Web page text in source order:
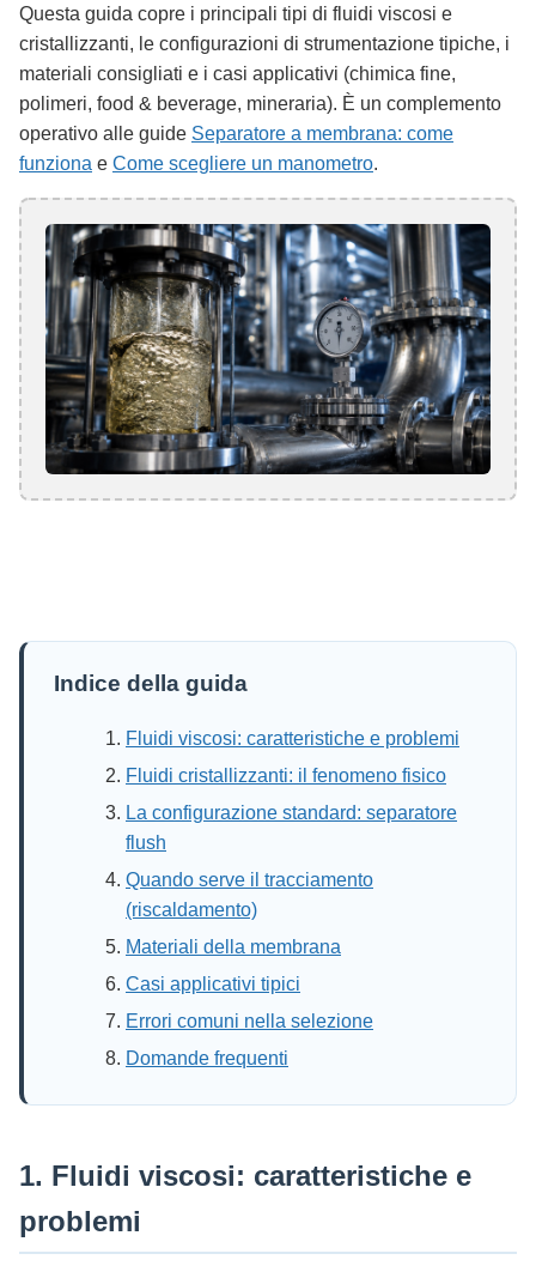
Questa guida copre i principali tipi di fluidi viscosi e
cristallizzanti, le configurazioni di strumentazione tipiche, i
materiali consigliati e i casi applicativi (chimica fine,
polimeri, food & beverage, mineraria). È un complemento
operativo alle guide Separatore a membrana: come
funziona e Come scegliere un manometro.
Indice della guida
Fluidi viscosi: caratteristiche e problemi
Fluidi cristallizzanti: il fenomeno fisico
La configurazione standard: separatore
flush
Quando serve il tracciamento
(riscaldamento)
Materiali della membrana
Casi applicativi tipici
Errori comuni nella selezione
Domande frequenti
1. Fluidi viscosi: caratteristiche e
problemi